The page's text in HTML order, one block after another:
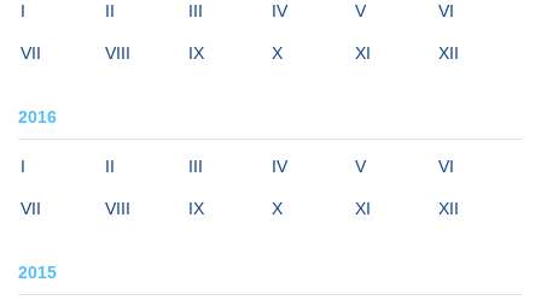
I II III IV V VI
VII VIII IX X XI XII
2016
I II III IV V VI
VII VIII IX X XI XII
2015